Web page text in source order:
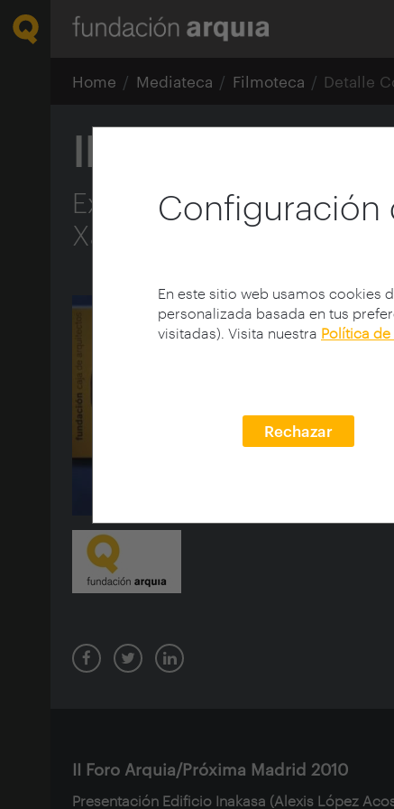
Configuración
En este sitio web usamos cookies
personalizada basada en tus
visitadas). Visita nuestra Política
Rechazar
Home Mediateca Filmoteca Detalle
II Foro Arquia/
Explicación de las
Xavier Iván
II Foro Arquia/Próxima Madrid 2010
Presentación Edificio Inakasa (Alexis López